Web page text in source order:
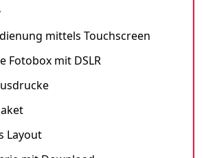
mittels Touchscreen
Fotobox mit DSLR
Layout